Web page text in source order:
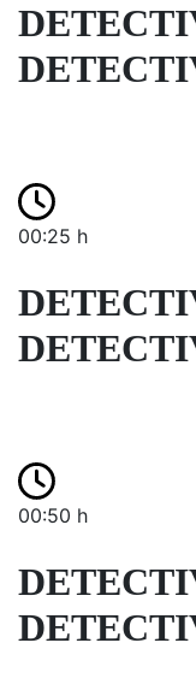
00:25 h
00:50 h